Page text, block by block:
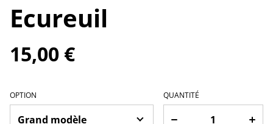
Ecureuil
15,00 €
OPTION QUANTITÉ